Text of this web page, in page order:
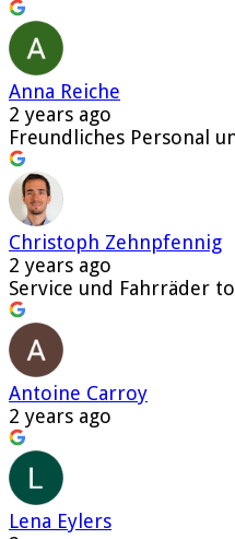
Anna Reiche
2 years ago
Freundliches Personal
Christoph Zehnpfennig
2 years ago
Service und Fahrräder
Antoine Carroy
2 years ago
Lena Eylers